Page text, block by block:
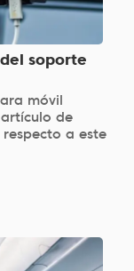
soporte
móvil
de
a este